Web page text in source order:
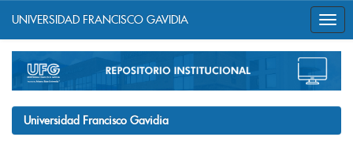
navigation
UNIVERSIDAD FRANCISCO GAVIDIA
Universidad Francisco Gavidia